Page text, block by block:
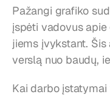
Pažangi grafiko
įspėti vadovus
jiems įvykstant.
verslą nuo baudų,
Kai darbo